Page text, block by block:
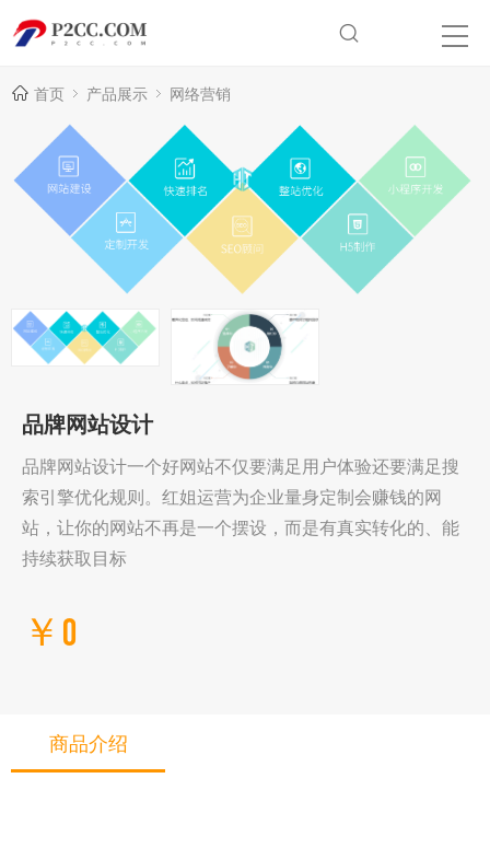
首页 产品展示 网络营销
品牌网站设计
品牌网站设计一个好网站不仅要满足用户体验还要满足搜
索引擎优化规则。红姐运营为企业量身定制会赚钱的网
站，让你的网站不再是一个摆设，而是有真实转化的、能
持续获取目标
￥0
商品介绍